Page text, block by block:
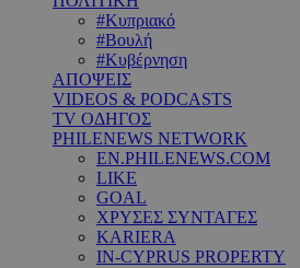
#Κυπριακό
#Βουλή
#Κυβέρνηση
ΑΠΟΨΕΙΣ
VIDEOS & PODCASTS
TV ΟΔΗΓΟΣ
PHILENEWS NETWORK
EN.PHILENEWS.COM
LIKE
GOAL
ΧΡΥΣΕΣ ΣΥΝΤΑΓΕΣ
KARIERA
IN-CYPRUS PROPERTY